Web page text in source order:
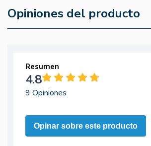
Opiniones del producto
Resumen
4.8
9 Opiniones
Opinar sobre este producto